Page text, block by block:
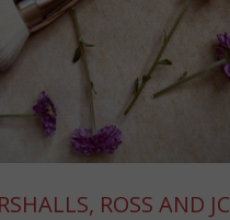
ROSS AND JC